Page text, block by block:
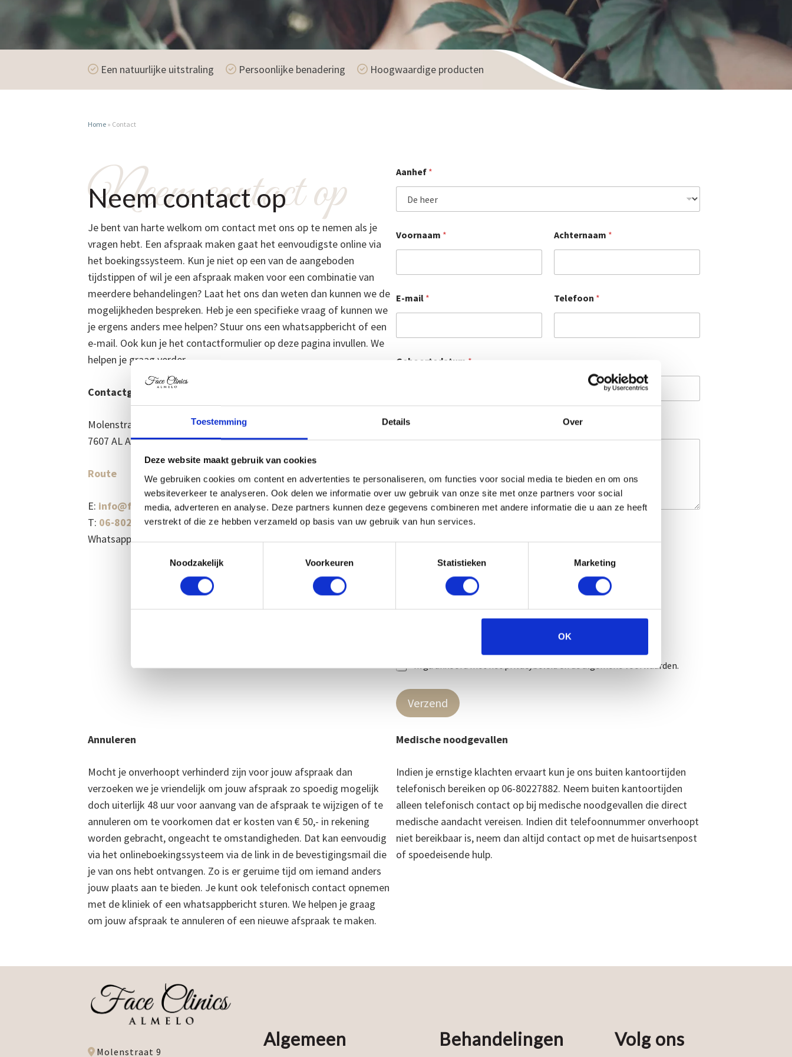
Toestemming Details Over
Deze website maakt gebruik van cookies
We gebruiken cookies om content en advertenties te personaliseren, om functies voor social media te bieden en om ons
websiteverkeer te analyseren. Ook delen we informatie over uw gebruik van onze site met onze partners voor social
media, adverteren en analyse. Deze partners kunnen deze gegevens combineren met andere informatie die u aan ze heeft
verstrekt of die ze hebben verzameld op basis van uw gebruik van hun services.
Noodzakelijk
Voorkeuren Statistieken Marketing
OK
Een natuurlijke uitstraling Persoonlijke benadering Hoogwaardige producten
Home » Contact
Neem contact op
Neem contact op
Je bent van harte welkom om contact met ons op te nemen als je
vragen hebt. Een afspraak maken gaat het eenvoudigste online via
het boekingssysteem. Kun je niet op een van de aangeboden
tijdstippen of wil je een afspraak maken voor een combinatie van
meerdere behandelingen? Laat het ons dan weten dan kunnen we de
mogelijkheden bespreken. Heb je een specifieke vraag of kunnen we
je ergens anders mee helpen? Stuur ons een whatsappbericht of een
e-mail. Ook kun je het contactformulier op deze pagina invullen. We
helpen je graag verder.
Contactgegevens
Molenstraat 9
7607 AL Almelo
Route
E: info@faceclinicsalmelo.nl
T: 06-80227882
Whatsapp:06-80227882
KvK-nummer: 96720107
IBAN: NL51RABO0110643933
BTW-nr: NL005228210B10
Aanhef *
Voornaam * Achternaam *
E-mail * Telefoon *
Geboortedatum *
*
o
Bericht
Social media
Kliniekervaringen.nl
e
m
e
o
r
w
a
a
d
e
Ik ga akkoord met het privacybeleid en de algemene voorwaarden.
Verzend
Annuleren
Mocht je onverhoopt verhinderd zijn voor jouw afspraak dan
verzoeken we je vriendelijk om jouw afspraak zo spoedig mogelijk
doch uiterlijk 48 uur voor aanvang van de afspraak te wijzigen of te
annuleren om te voorkomen dat er kosten van € 50,- in rekening
worden gebracht, ongeacht te omstandigheden. Dat kan eenvoudig
via het onlineboekingssysteem via de link in de bevestigingsmail die
je van ons hebt ontvangen. Zo is er geruime tijd om iemand anders
jouw plaats aan te bieden. Je kunt ook telefonisch contact opnemen
met de kliniek of een whatsappbericht sturen. We helpen je graag
om jouw afspraak te annuleren of een nieuwe afspraak te maken.
Medische noodgevallen
Indien je ernstige klachten ervaart kun je ons buiten kantoortijden
telefonisch bereiken op 06-80227882. Neem buiten kantoortijden
alleen telefonisch contact op bij medische noodgevallen die direct
medische aandacht vereisen. Indien dit telefoonnummer onverhoopt
niet bereikbaar is, neem dan altijd contact op met de huisartsenpost
of spoedeisende hulp.
Molenstraat 9
Algemeen Behandelingen Volg ons